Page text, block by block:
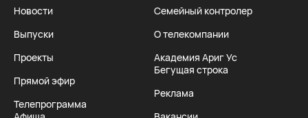
Новости
Выпуски
Проекты
Прямой эфир
Телепрограмма
Семейный контролер
О телекомпании
Академия Ариг Ус
Бегущая строка
Реклама